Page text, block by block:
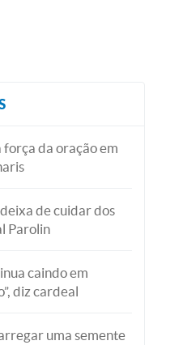
força da oração em
de cuidar dos
Parolin
caindo em
diz cardeal
uma semente